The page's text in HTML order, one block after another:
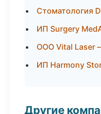
Стоматология
ИП Surgery
ООО Vital Laser
ИП Harmony
Другие